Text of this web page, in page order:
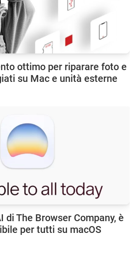
ottimo per riparare foto e
su Mac e unità esterne
di The Browser Company, è
per tutti su macOS